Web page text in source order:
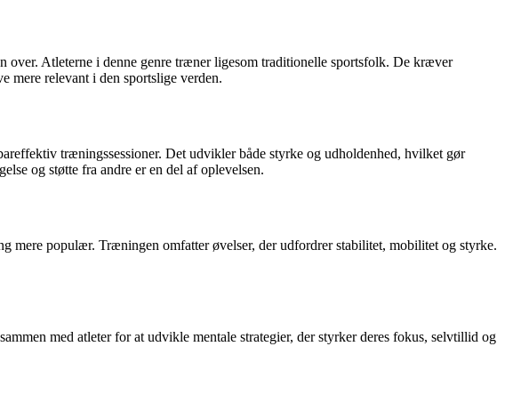
Atleterne i denne genre træner ligesom traditionelle sportsfolk. De kræver
relevant i den sportslige verden.
træningssessioner. Det udvikler både styrke og udholdenhed, hvilket gør
og støtte fra andre er en del af oplevelsen.
populær. Træningen omfatter øvelser, der udfordrer stabilitet, mobilitet og styrke.
med atleter for at udvikle mentale strategier, der styrker deres fokus, selvtillid og